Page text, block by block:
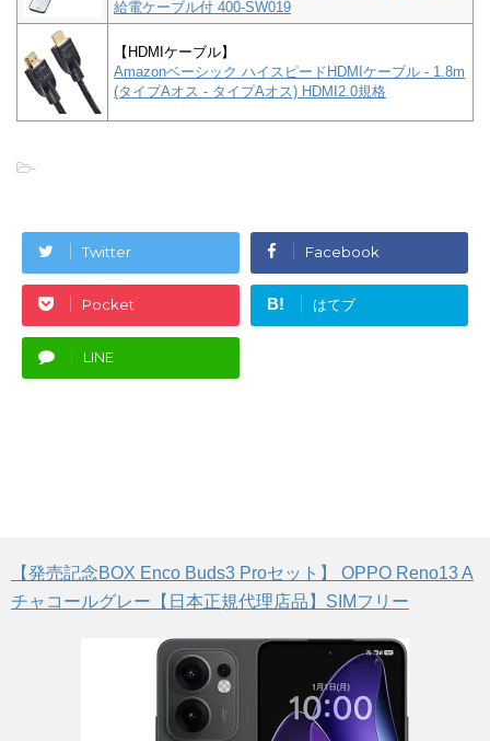
給電ケーブル付 400-SW019
【HDMIケーブル】
Amazonベーシック ハイスピードHDMIケーブル - 1.8m
(タイプAオス - タイプAオス) HDMI2.0規格
-
Twitter Facebook
Pocket B! はてブ
LINE
【発売記念BOX Enco Buds3 Proセット】 OPPO Reno13 A
チャコールグレー【日本正規代理店品】SIMフリー